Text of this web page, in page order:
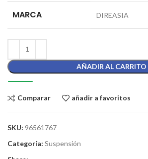
MARCA DIREASIA
AÑADIR AL CARRITO
Comparar añadir a favoritos
SKU: 96561767
Categoría: Suspensión